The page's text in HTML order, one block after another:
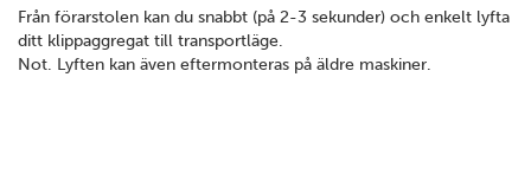
Från förarstolen kan du snabbt (på 2-3 sekunder) och enkelt lyfta
ditt klippaggregat till transportläge.
Not. Lyften kan även eftermonteras på äldre maskiner.